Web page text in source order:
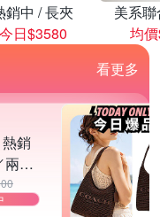
銷中 / 長夾
今日$3580
美系
均
看更多
銷
兩用
-多